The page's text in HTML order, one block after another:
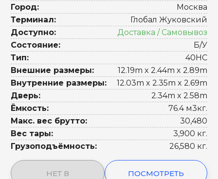
Город:
Москва
Терминал:
Глобал Жуковский
Доступно:
Доставка / Самовывоз
Состояние:
Б/У
Тип:
40HC
Внешние размеры:
12.19m x 2.44m x 2.89m
Внутренние размеры:
12.03m x 2.35m x 2.69m
Дверь:
2.34m x 2.58m
Ёмкость:
76.4 м3кг.
Макс. вес брутто:
30,480
Вес тары:
3,900 кг.
Грузоподъёмность:
26,580 кг.
НЕТ В ПОСМОТРЕТЬ